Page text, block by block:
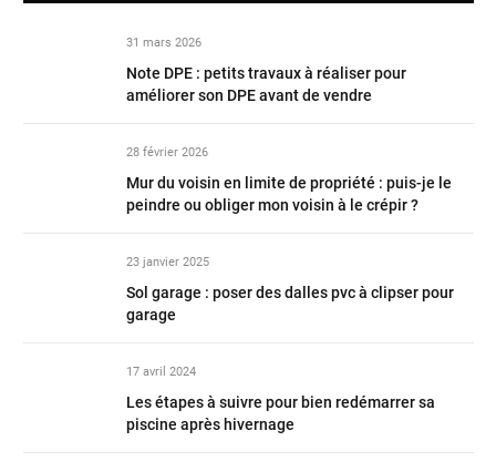
31 mars 2026
Note DPE : petits travaux à réaliser pour
améliorer son DPE avant de vendre
28 février 2026
Mur du voisin en limite de propriété : puis-je le
peindre ou obliger mon voisin à le crépir ?
23 janvier 2025
Sol garage : poser des dalles pvc à clipser pour
garage
17 avril 2024
Les étapes à suivre pour bien redémarrer sa
piscine après hivernage